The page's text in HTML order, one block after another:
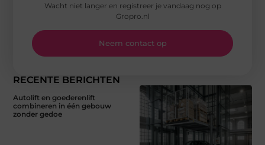
RECENTE BERICHTEN
Autolift en goederenlift
combineren in één gebouw
zonder gedoe
Wacht niet langer en registreer je vandaag nog op
Gropro.nl
Neem contact op